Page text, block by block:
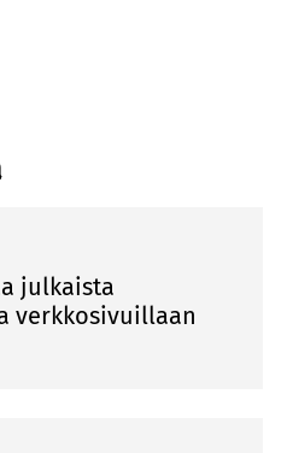
julkaista
verkkosivuillaan